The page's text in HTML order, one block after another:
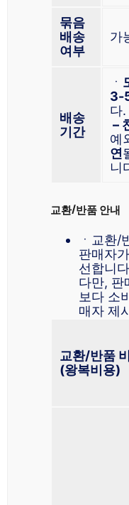
묶음
배송
여부
가
배송
기간
ㆍ
3-
다.
–
예
연
니
교환/반품 안내
ㆍ교환/
판매자
선합니
다만, 판
보다 소
매자 제
교환/반품
(왕복비용)